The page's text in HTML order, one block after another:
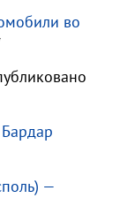
во
—